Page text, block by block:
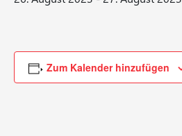
Zum Kalender hinzufügen